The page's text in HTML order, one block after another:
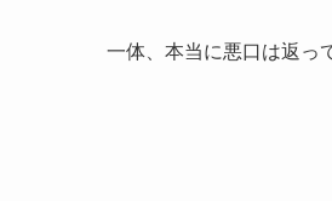
一体、本当に悪口は返っ